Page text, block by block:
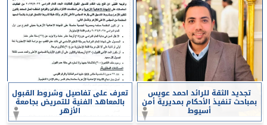
تجديد الثقة للرائد احمد عويس
بمباحث تنفيذ الأحكام بمديرية أمن
أسيوط
تعرف على تفاصيل وشروط القبول
بالمعاهد الفنية للتمريض بجامعة
الأزهر